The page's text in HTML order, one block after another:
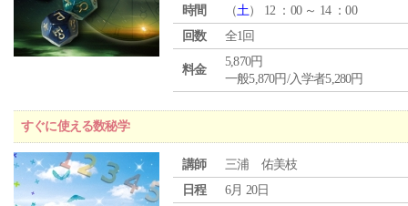
時間
（土） 12 ：00 ～ 14 ：00
回数
全1回
料金
5,870円
一般5,870円/入学者5,280円
すぐに使える数秘学
講師
三浦 佑美枝
日程
6月 20日